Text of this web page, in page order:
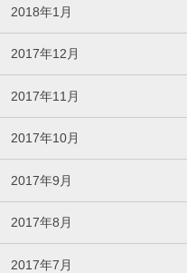
2018年1月
2017年12月
2017年11月
2017年10月
2017年9月
2017年8月
2017年7月